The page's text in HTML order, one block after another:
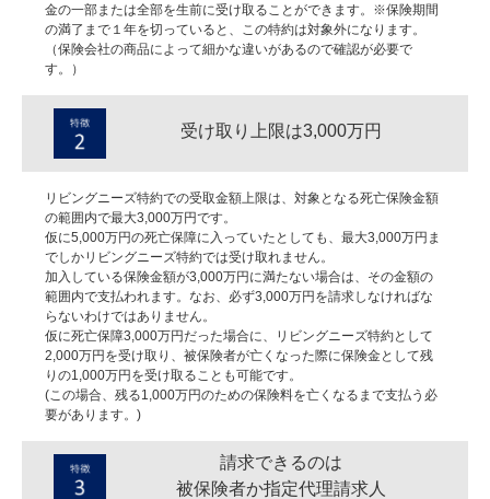
金の一部または全部を生前に受け取ることができます。※保険期間
の満了まで１年を切っていると、この特約は対象外になります。
（保険会社の商品によって細かな違いがあるので確認が必要で
す。）
受け取り上限は3,000万円
リビングニーズ特約での受取金額上限は、対象となる死亡保険金額
の範囲内で最大3,000万円です。
仮に5,000万円の死亡保障に入っていたとしても、最大3,000万円ま
でしかリビングニーズ特約では受け取れません。
加入している保険金額が3,000万円に満たない場合は、その金額の
範囲内で支払われます。なお、必ず3,000万円を請求しなければな
らないわけではありません。
仮に死亡保障3,000万円だった場合に、リビングニーズ特約として
2,000万円を受け取り、被保険者が亡くなった際に保険金として残
りの1,000万円を受け取ることも可能です。
(この場合、残る1,000万円のための保険料を亡くなるまで支払う必
要があります。)
請求できるのは
被保険者か指定代理請求人